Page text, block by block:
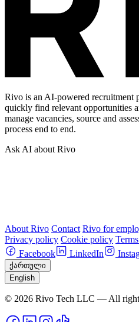
Rivo is an AI-powered recruitment
quickly find relevant opportunities
manage vacancies, source and
process end to end.
Ask AI about Rivo
About Rivo Contact Rivo for
Privacy policy Cookie policy
Facebook
LinkedIn
ქართული
English
© 2026 Rivo Tech LLC — All